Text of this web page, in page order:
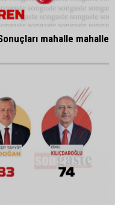
mahalle mahalle